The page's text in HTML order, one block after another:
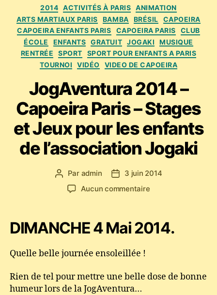
Catégories
2014 ACTIVITÉS À PARIS ANIMATION
ARTS MARTIAUX PARIS
BAMBA BRÉSIL
CAPOEIRA
CAPOEIRA ENFANTS PARIS
CAPOEIRA PARIS
CLUB
ÉCOLE
ENFANTS GRATUIT JOGAKI
MUSIQUE
RENTRÉE
SPORT
SPORT POUR ENFANTS A PARIS
TOURNOI
VIDÉO VIDEO DE CAPOEIRA
JogAventura 2014 –
Capoeira Paris – Stages
et Jeux pour les enfants
de l’association Jogaki
Auteur
l’article
Par admin
Date3 juin 2014
Aucun commentairesur
–
Capoeira
et
DIMANCHE 4 Mai 2014.
Quelle belle journée ensoleillée !
Rien de tel pour mettre une belle dose de bonne
humeur lors de la JogAventura…